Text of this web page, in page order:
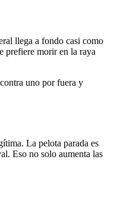
llega a fondo casi como
prefiere morir en la raya
uno por fuera y
La pelota parada es
Eso no solo aumenta las